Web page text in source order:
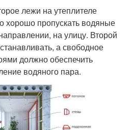
лежи на утеплителе
хорошо пропускать водяные
на улицу. Второй
а свободное
должно обеспечить
водяного пара.